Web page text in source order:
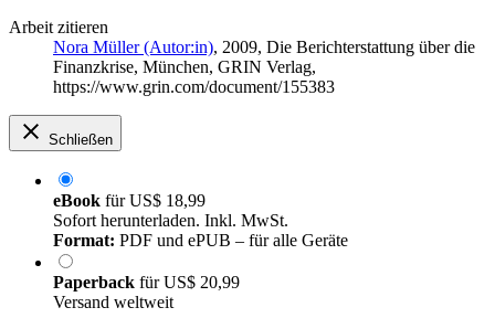
Arbeit zitieren
Nora Müller (Autor:in), 2009, Die Berichterstattung über die
Finanzkrise, München, GRIN Verlag,
https://www.grin.com/document/155383
Schließen
eBook fürUS$ 18,99
Sofort herunterladen. Inkl. MwSt.
Format: PDF und ePUB – für alle Geräte
Paperback fürUS$ 20,99
Versand weltweit